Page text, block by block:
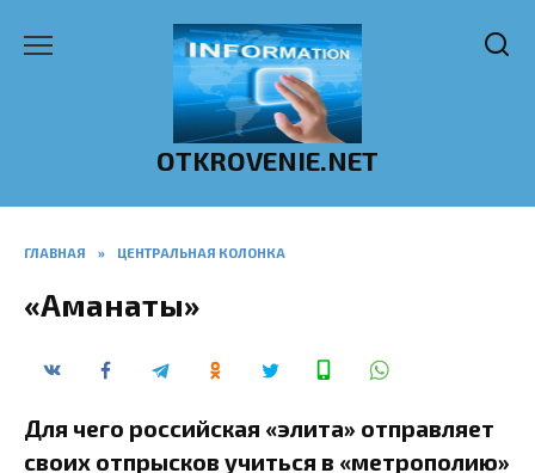
OTKROVENIE.NET
ГЛАВНАЯ » ЦЕНТРАЛЬНАЯ КОЛОНКА
«Аманаты»
Для чего российская «элита» отправляет
своих отпрысков учиться в «метрополию»